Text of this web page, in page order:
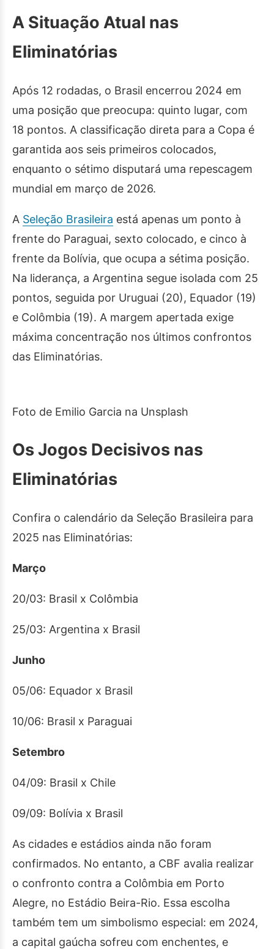
A Situação Atual nas
Eliminatórias
Após 12 rodadas, o Brasil encerrou 2024 em
uma posição que preocupa: quinto lugar, com
18 pontos. A classificação direta para a Copa é
garantida aos seis primeiros colocados,
enquanto o sétimo disputará uma repescagem
mundial em março de 2026.
A Seleção Brasileira está apenas um ponto à
frente do Paraguai, sexto colocado, e cinco à
frente da Bolívia, que ocupa a sétima posição.
Na liderança, a Argentina segue isolada com 25
pontos, seguida por Uruguai (20), Equador (19)
e Colômbia (19). A margem apertada exige
máxima concentração nos últimos confrontos
das Eliminatórias.
Foto de Emilio Garcia na Unsplash
Os Jogos Decisivos nas
Eliminatórias
Confira o calendário da Seleção Brasileira para
2025 nas Eliminatórias:
Março
20/03: Brasil x Colômbia
25/03: Argentina x Brasil
Junho
05/06: Equador x Brasil
10/06: Brasil x Paraguai
Setembro
04/09: Brasil x Chile
09/09: Bolívia x Brasil
As cidades e estádios ainda não foram
confirmados. No entanto, a CBF avalia realizar
o confronto contra a Colômbia em Porto
Alegre, no Estádio Beira-Rio. Essa escolha
também tem um simbolismo especial: em 2024,
a capital gaúcha sofreu com enchentes, e